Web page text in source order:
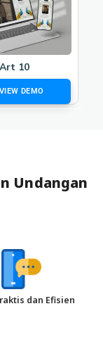
Art 10
DEMO
Undangan
dan Efisien